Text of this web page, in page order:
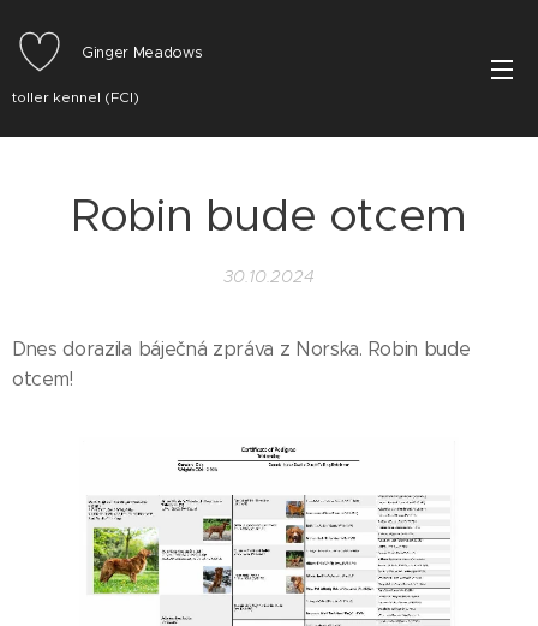
Ginger Meadows
toller kennel (FCI)
Robin bude otcem
30.10.2024
Dnes dorazila báječná zpráva z Norska. Robin bude
otcem!